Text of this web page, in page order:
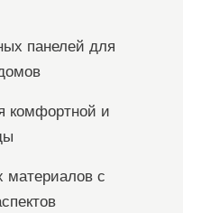
панелей для
комфортной и
материалов с